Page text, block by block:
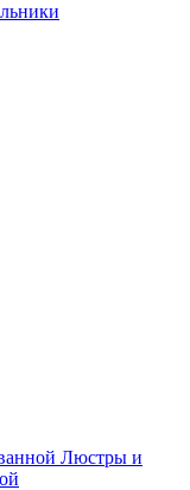
Люстры и